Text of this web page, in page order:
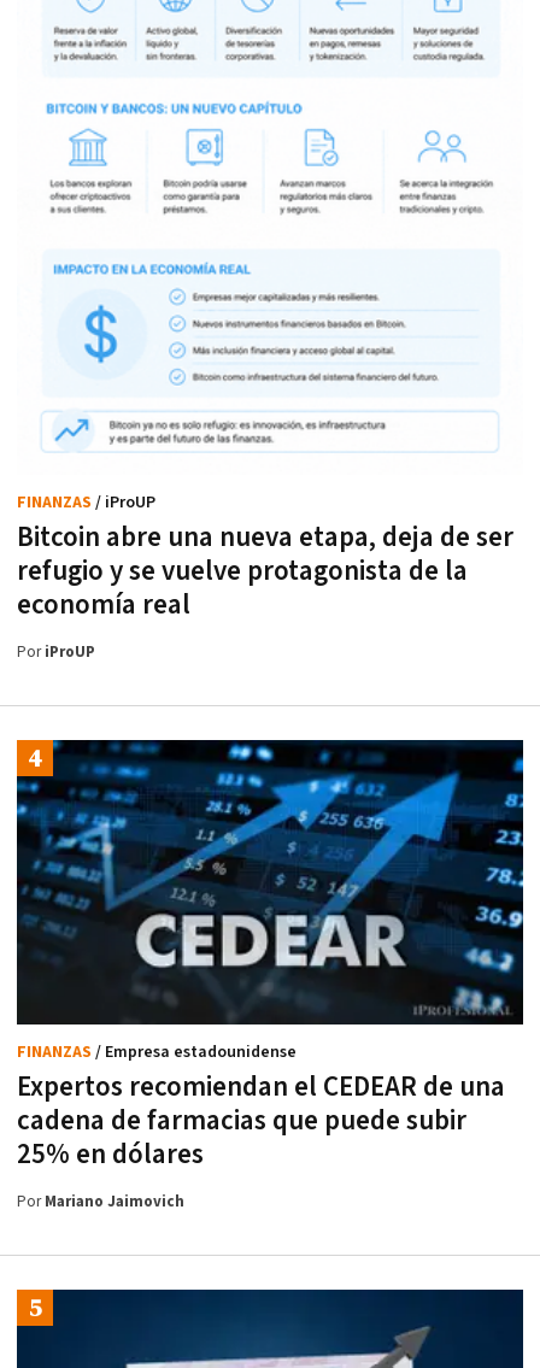
Bitcoin abre una nueva etapa, deja de ser
refugio y se vuelve protagonista de la
economía real
FINANZAS / iProUP
PoriProUP
Expertos recomiendan el CEDEAR de una
cadena de farmacias que puede subir
25% en dólares
FINANZAS / Empresa estadounidense
PorMariano Jaimovich